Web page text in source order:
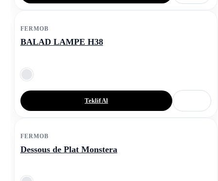
FERMOB
BALAD LAMPE H38
Teklif Al
FERMOB
Dessous de Plat Monstera